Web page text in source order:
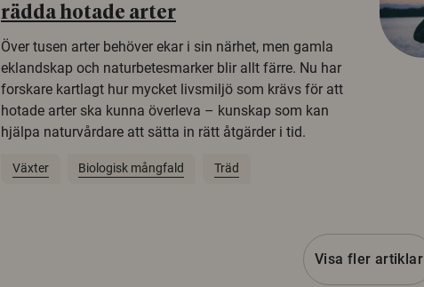
rädda hotade arter
Över tusen arter behöver ekar i sin närhet, men gamla
eklandskap och naturbetesmarker blir allt färre. Nu har
forskare kartlagt hur mycket livsmiljö som krävs för att
hotade arter ska kunna överleva – kunskap som kan
hjälpa naturvårdare att sätta in rätt åtgärder i tid.
Växter Biologisk mångfald Träd
Visa fler artiklar